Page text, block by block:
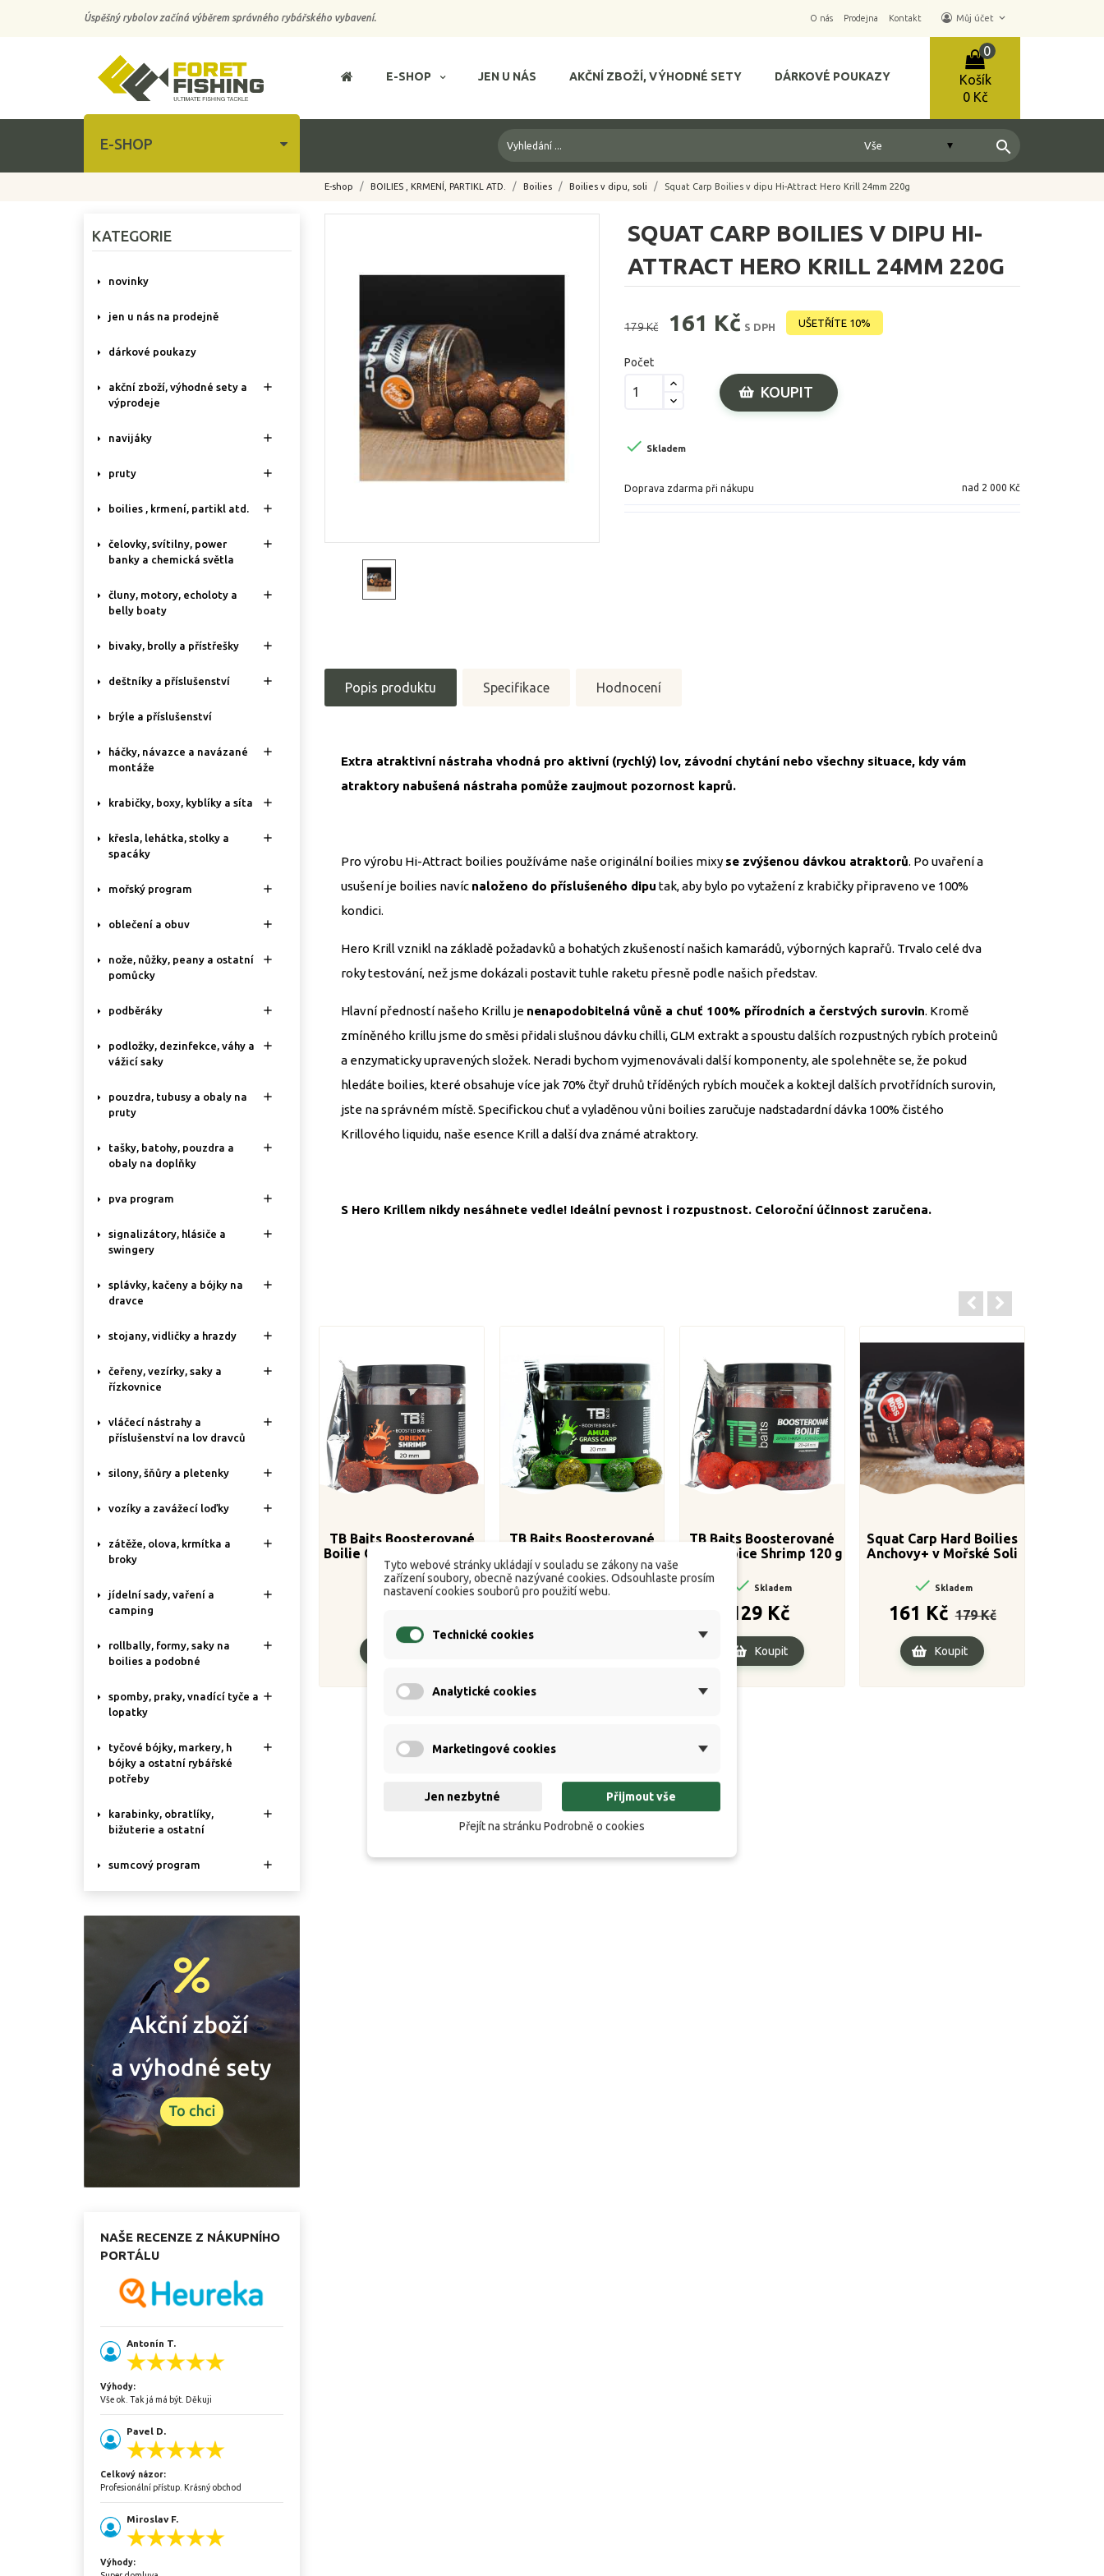
Úspěšný rybolov začíná výběrem správného rybářského vybavení. O nás Prodejna Kontakt Můj účet keyboard_arrow_down
Košík
0
0 Kč
E-SHOP JEN U NÁS AKČNÍ ZBOŽÍ, VÝHODNÉ SETY DÁRKOVÉ POUKAZY
E-SHOP search
E-shop BOILIES , KRMENÍ, PARTIKL ATD. Boilies Boilies v dipu, soli Squat Carp Boilies v dipu Hi-Attract Hero Krill 24mm 220g
KATEGORIE
novinky
jen u nás na prodejně
dárkové poukazy
akční zboží, výhodné sety a
výprodeje

navijáky 
pruty 
boilies , krmení, partikl atd. 
čelovky, svítilny, power
banky a chemická světla

čluny, motory, echoloty a
belly boaty

bivaky, brolly a přístřešky 
deštníky a příslušenství 
brýle a příslušenství
háčky, návazce a navázané
montáže

krabičky, boxy, kyblíky a síta 
křesla, lehátka, stolky a
spacáky

mořský program 
oblečení a obuv 
nože, nůžky, peany a ostatní
pomůcky

podběráky 
podložky, dezinfekce, váhy a
vážicí saky

pouzdra, tubusy a obaly na
pruty

tašky, batohy, pouzdra a
obaly na doplňky

pva program 
signalizátory, hlásiče a
swingery

splávky, kačeny a bójky na
dravce

stojany, vidličky a hrazdy 
čeřeny, vezírky, saky a
řízkovnice

vláčecí nástrahy a
příslušenství na lov dravců

silony, šňůry a pletenky 
vozíky a zavážecí loďky 
zátěže, olova, krmítka a
broky

jídelní sady, vaření a
camping

rollbally, formy, saky na
boilies a podobné

spomby, praky, vnadící tyče a
lopatky

tyčové bójky, markery, h
bójky a ostatní rybářské
potřeby

karabinky, obratlíky,
bižuterie a ostatní

sumcový program 
NAŠE RECENZE Z NÁKUPNÍHO
PORTÁLU
Antonín T.
Výhody:
Vše ok. Tak já má být. Děkuji
Pavel D.
Celkový názor:
Profesionální přístup. Krásný obchod
Miroslav F.
Výhody:
SQUAT CARP BOILIES V DIPU HI-
ATTRACT HERO KRILL 24MM 220G
179 Kč 161 Kč S DPH UŠETŘÍTE 10%
Počet
KOUPIT
 Skladem
Doprava zdarma při nákupu nad 2 000 Kč
Popis produktu Specifikace Hodnocení
Extra atraktivní nástraha vhodná pro aktivní (rychlý) lov, závodní chytání nebo všechny situace, kdy vám
atraktory nabušená nástraha pomůže zaujmout pozornost kaprů.
Pro výrobu Hi-Attract boilies používáme naše originální boilies mixy se zvýšenou dávkou atraktorů. Po uvaření a
usušení je boilies navíc naloženo do příslušeného dipu tak, aby bylo po vytažení z krabičky připraveno ve 100%
kondici.
Hero Krill vznikl na základě požadavků a bohatých zkušeností našich kamarádů, výborných kaprařů. Trvalo celé dva
roky testování, než jsme dokázali postavit tuhle raketu přesně podle našich představ.
Hlavní předností našeho Krillu je nenapodobitelná vůně a chuť 100% přírodních a čerstvých surovin. Kromě
zmíněného krillu jsme do směsi přidali slušnou dávku chilli, GLM extrakt a spoustu dalších rozpustných rybích proteinů
a enzymaticky upravených složek. Neradi bychom vyjmenovávali další komponenty, ale spolehněte se, že pokud
hledáte boilies, které obsahuje více jak 70% čtyř druhů tříděných rybích mouček a koktejl dalších prvotřídních surovin,
jste na správném místě. Specifickou chuť a vyladěnou vůni boilies zaručuje nadstadardní dávka 100% čistého
Krillového liquidu, naše esence Krill a další dva známé atraktory.
S Hero Krillem nikdy nesáhnete vedle! Ideální pevnost i rozpustnost. Celoroční účinnost zaručena.
TB Baits Boosterované
Boilie Orient Shrimp 120
g 20mm
Skladem
TB Baits Boosterované
Skladem
TB Baits Boosterované
Boilie Spice Shrimp 120 g
 Skladem
129 Kč
Koupit
Squat Carp Hard Boilies
Anchovy+ v Mořské Soli
 Skladem
161 Kč cena
179 Kč
Koupit
Tyto webové stránky ukládají v souladu se zákony na vaše
zařízení soubory, obecně nazývané cookies. Odsouhlaste prosím
nastavení cookies souborů pro použití webu.
Technické cookies
Analytické cookies
Marketingové cookies
Jen nezbytné Přijmout vše
Přejít na stránku Podrobně o cookies